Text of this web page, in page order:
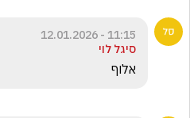
11:15 - 12.01.2026
סיגל לוי
אלוף